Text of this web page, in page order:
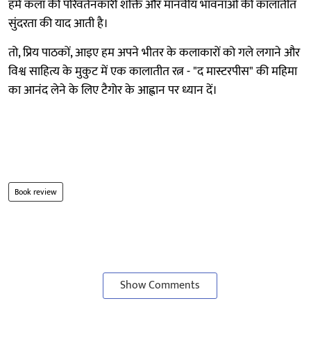
हमें कला की परिवर्तनकारी शक्ति और मानवीय भावनाओं की कालातीत
सुंदरता की याद आती है।
तो, प्रिय पाठकों, आइए हम अपने भीतर के कलाकारों को गले लगाने और
विश्व साहित्य के मुकुट में एक कालातीत रत्न - "द मास्टरपीस" की महिमा
का आनंद लेने के लिए टैगोर के आह्वान पर ध्यान दें।
Book review
Show Comments